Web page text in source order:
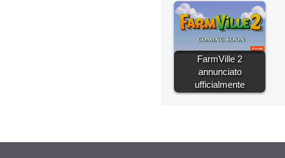
FarmVille 2
annunciato
ufficialmente